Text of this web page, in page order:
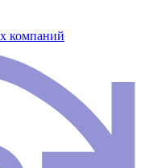
компаний